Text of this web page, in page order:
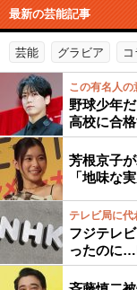
最新の芸能記事
芸能 グラビア
この有名人
野球少年
高校に合
芳根京子
「地味な
テレビ局に代
フジテレ
ったのに